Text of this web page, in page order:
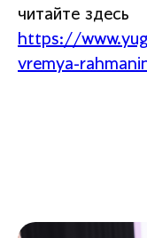
читайте здесь
https://
vremya-